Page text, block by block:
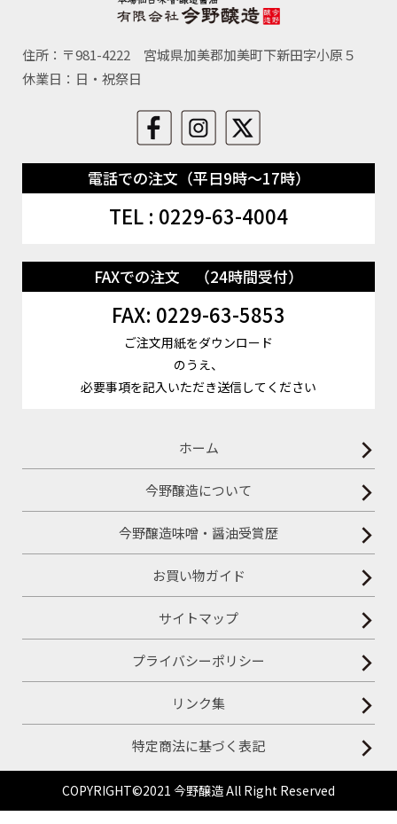
住所：〒981-4222 宮城県加美郡加美町下新田字小原５
休業日：日・祝祭日
電話での注文（平日9時～17時）
TEL : 0229-63-4004
FAXでの注文 （24時間受付）
FAX: 0229-63-5853
ご注文用紙をダウンロード
のうえ、
必要事項を記入いただき送信してください
ホーム
今野醸造について
今野醸造味噌・醤油受賞歴
お買い物ガイド
サイトマップ
プライバシーポリシー
リンク集
特定商法に基づく表記
COPYRIGHT©2021 今野醸造 All Right Reserved